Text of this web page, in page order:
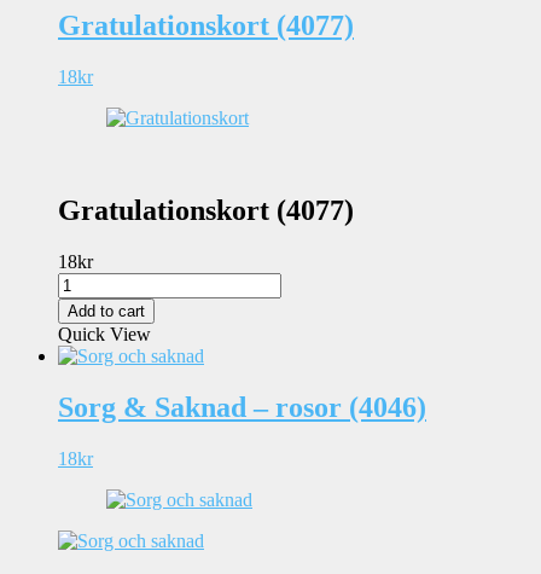
Gratulationskort (4077)
18kr
Gratulationskort (4077)
18kr
Gratulationskort
(4077)
quantity
Add to cart
Quick View
Sorg & Saknad – rosor (4046)
18kr